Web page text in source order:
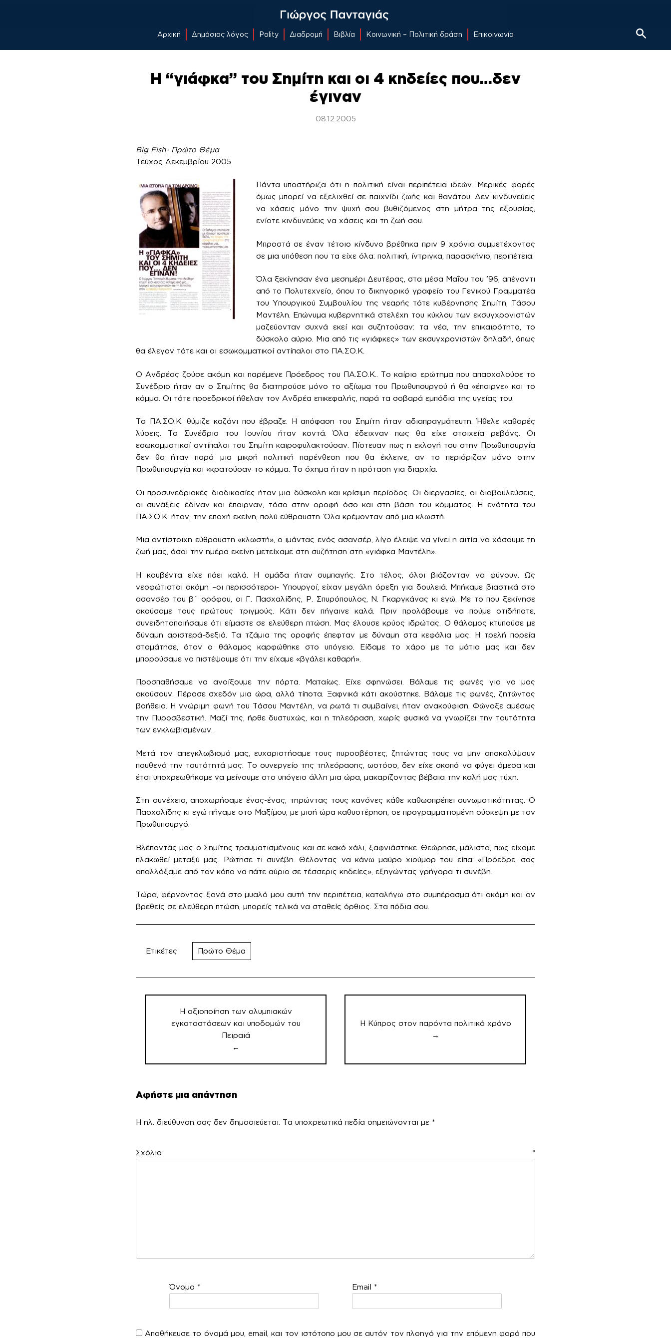
Αρχική Δημόσιος λόγος Polity Διαδρομή Βιβλία Κοινωνική – Πολιτική δράση Επικοινωνία
Η “γιάφκα” του Σημίτη και οι 4 κηδείες που…δεν
έγιναν
08.12.2005
Big Fish- Πρώτο Θέμα
Τεύχος Δεκεμβρίου 2005
Πάντα υποστήριζα ότι η πολιτική είναι περιπέτεια ιδεών. Μερικές φορές
όμως μπορεί να εξελιχθεί σε παιχνίδι ζωής και θανάτου. Δεν κινδυνεύεις
να χάσεις μόνο την ψυχή σου βυθιζόμενος στη μήτρα της εξουσίας,
ενίοτε κινδυνεύεις να χάσεις και τη ζωή σου.
Μπροστά σε έναν τέτοιο κίνδυνο βρέθηκα πριν 9 χρόνια συμμετέχοντας
σε μια υπόθεση που τα είχε όλα: πολιτική, ίντριγκα, παρασκήνιο, περιπέτεια.
Όλα ξεκίνησαν ένα μεσημέρι Δευτέρας, στα μέσα Μαΐου του ’96, απέναντι
από το Πολυτεχνείο, όπου το δικηγορικό γραφείο του Γενικού Γραμματέα
του Υπουργικού Συμβουλίου της νεαρής τότε κυβέρνησης Σημίτη, Τάσου
Μαντέλη. Επώνυμα κυβερνητικά στελέχη του κύκλου των εκσυγχρονιστών
μαζεύονταν συχνά εκεί και συζητούσαν: τα νέα, την επικαιρότητα, το
δύσκολο αύριο. Μια από τις «γιάφκες» των εκσυγχρονιστών δηλαδή, όπως
θα έλεγαν τότε και οι εσωκομματικοί αντίπαλοι στο ΠΑ.ΣΟ.Κ.
Ο Ανδρέας ζούσε ακόμη και παρέμενε Πρόεδρος του ΠΑ.ΣΟ.Κ.. Το καίριο ερώτημα που απασχολούσε το
Συνέδριο ήταν αν ο Σημίτης θα διατηρούσε μόνο το αξίωμα του Πρωθυπουργού ή θα «έπαιρνε» και το
κόμμα. Οι τότε προεδρικοί ήθελαν τον Ανδρέα επικεφαλής, παρά τα σοβαρά εμπόδια της υγείας του.
Το ΠΑ.ΣΟ.Κ. θύμιζε καζάνι που έβραζε. Η απόφαση του Σημίτη ήταν αδιαπραγμάτευτη. Ήθελε καθαρές
λύσεις. Το Συνέδριο του Ιουνίου ήταν κοντά. Όλα έδειχναν πως θα είχε στοιχεία ρεβάνς. Οι
εσωκομματικοί αντίπαλοι του Σημίτη καιροφυλακτούσαν. Πίστευαν πως η εκλογή του στην Πρωθυπουργία
δεν θα ήταν παρά μια μικρή πολιτική παρένθεση που θα έκλεινε, αν το περιόριζαν μόνο στην
Πρωθυπουργία και «κρατούσαν το κόμμα. Το όχημα ήταν η πρόταση για διαρχία.
Οι προσυνεδριακές διαδικασίες ήταν μια δύσκολη και κρίσιμη περίοδος. Οι διεργασίες, οι διαβουλεύσεις,
οι συνάξεις έδιναν και έπαιρναν, τόσο στην οροφή όσο και στη βάση του κόμματος. Η ενότητα του
ΠΑ.ΣΟ.Κ. ήταν, την εποχή εκείνη, πολύ εύθραυστη. Όλα κρέμονταν από μια κλωστή.
Μια αντίστοιχη εύθραυστη «κλωστή», ο ιμάντας ενός ασανσέρ, λίγο έλειψε να γίνει η αιτία να χάσουμε τη
ζωή μας, όσοι την ημέρα εκείνη μετείχαμε στη συζήτηση στη «γιάφκα Μαντέλη».
Η κουβέντα είχε πάει καλά. Η ομάδα ήταν συμπαγής. Στο τέλος, όλοι βιάζονταν να φύγουν. Ως
νεοφώτιστοι ακόμη –οι περισσότεροι- Υπουργοί, είχαν μεγάλη όρεξη για δουλειά. Μπήκαμε βιαστικά στο
ασανσέρ του β΄ ορόφου, οι Γ. Πασχαλίδης, Ρ. Σπυρόπουλος, Ν. Γκαργκάνας κι εγώ. Με το που ξεκίνησε
ακούσαμε τους πρώτους τριγμούς. Κάτι δεν πήγαινε καλά. Πριν προλάβουμε να πούμε οτιδήποτε,
συνειδητοποιήσαμε ότι είμαστε σε ελεύθερη πτώση. Μας έλουσε κρύος ιδρώτας. Ο θάλαμος κτυπούσε με
δύναμη αριστερά-δεξιά. Τα τζάμια της οροφής έπεφταν με δύναμη στα κεφάλια μας. Η τρελή πορεία
σταμάτησε, όταν ο θάλαμος καρφώθηκε στο υπόγειο. Είδαμε το χάρο με τα μάτια μας και δεν
μπορούσαμε να πιστέψουμε ότι την είχαμε «βγάλει καθαρή».
Προσπαθήσαμε να ανοίξουμε την πόρτα. Ματαίως. Είχε σφηνώσει. Βάλαμε τις φωνές για να μας
ακούσουν. Πέρασε σχεδόν μια ώρα, αλλά τίποτα. Ξαφνικά κάτι ακούστηκε. Βάλαμε τις φωνές, ζητώντας
βοήθεια. Η γνώριμη φωνή του Τάσου Μαντέλη, να ρωτά τι συμβαίνει, ήταν ανακούφιση. Φώναξε αμέσως
την Πυροσβεστική. Μαζί της, ήρθε δυστυχώς, και η τηλεόραση, χωρίς φυσικά να γνωρίζει την ταυτότητα
των εγκλωβισμένων.
Μετά τον απεγκλωβισμό μας, ευχαριστήσαμε τους πυροσβέστες, ζητώντας τους να μην αποκαλύψουν
πουθενά την ταυτότητά μας. Το συνεργείο της τηλεόρασης, ωστόσο, δεν είχε σκοπό να φύγει άμεσα και
έτσι υποχρεωθήκαμε να μείνουμε στο υπόγειο άλλη μια ώρα, μακαρίζοντας βέβαια την καλή μας τύχη.
Στη συνέχεια, αποχωρήσαμε ένας-ένας, τηρώντας τους κανόνες κάθε καθωσπρέπει συνωμοτικότητας. Ο
Πασχαλίδης κι εγώ πήγαμε στο Μαξίμου, με μισή ώρα καθυστέρηση, σε προγραμματισμένη σύσκεψη με τον
Πρωθυπουργό.
Βλέποντάς μας ο Σημίτης τραυματισμένους και σε κακό χάλι, ξαφνιάστηκε. Θεώρησε, μάλιστα, πως είχαμε
πλακωθεί μεταξύ μας. Ρώτησε τι συνέβη. Θέλοντας να κάνω μαύρο χιούμορ του είπα: «Πρόεδρε, σας
απαλλάξαμε από τον κόπο να πάτε αύριο σε τέσσερις κηδείες», εξηγώντας γρήγορα τι συνέβη.
Τώρα, φέρνοντας ξανά στο μυαλό μου αυτή την περιπέτεια, καταλήγω στο συμπέρασμα ότι ακόμη και αν
βρεθείς σε ελεύθερη πτώση, μπορείς τελικά να σταθείς όρθιος. Στα πόδια σου.
Ετικέτες Πρώτο Θέμα
Πλοήγηση
Η αξιοποίηση των ολυμπιακών
εγκαταστάσεων και υποδομών του
Πειραιά
←
Η Κύπρος στον παρόντα πολιτικό χρόνο
→
Αφήστε μια απάντηση
Η ηλ. διεύθυνση σας δεν δημοσιεύεται. Τα υποχρεωτικά πεδία σημειώνονται με *
Σχόλιο *
Όνομα * Email *
Αποθήκευσε το όνομά μου, email, και τον ιστότοπο μου σε αυτόν τον πλοηγό για την επόμενη φορά που